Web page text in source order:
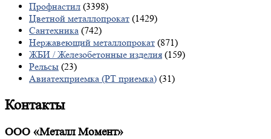
Профнастил (3398)
Цветной металлопрокат (1429)
Сантехника (742)
Нержавеющий металлопрокат (871)
ЖБИ / Железобетонные изделия (159)
Рельсы (23)
Авиатехприемка (РТ приемка) (31)
Контакты
ООО «Металл Момент»